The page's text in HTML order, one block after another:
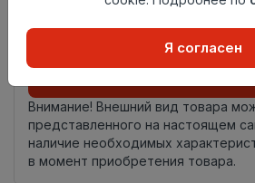
происхождения
Внимание! Внешний вид товара
представленного на настоящем
наличие необходимых
в момент приобретения товара.
Я согласен